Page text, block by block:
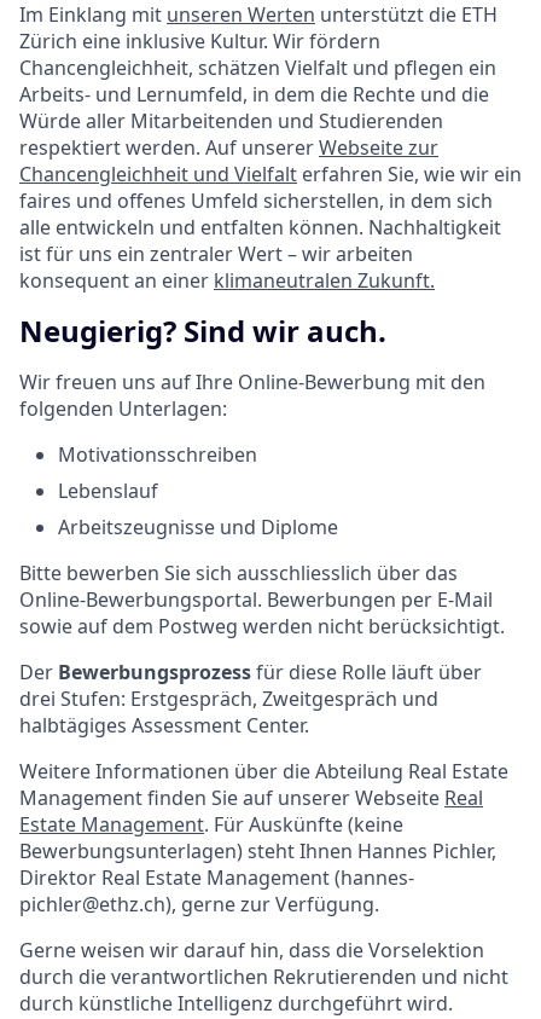
Im Einklang mit unseren Werten unterstützt die ETH
Zürich eine inklusive Kultur. Wir fördern
Chancengleichheit, schätzen Vielfalt und pflegen ein
Arbeits- und Lernumfeld, in dem die Rechte und die
Würde aller Mitarbeitenden und Studierenden
respektiert werden. Auf unsererWebseite zur
Chancengleichheit und Vielfalt erfahren Sie, wie wir ein
faires und offenes Umfeld sicherstellen, in dem sich
alle entwickeln und entfalten können. Nachhaltigkeit
ist für uns ein zentraler Wert – wir arbeiten
konsequent an einer klimaneutralen Zukunft.
Neugierig? Sind wir auch.
Wir freuen uns auf Ihre Online-Bewerbung mit den
folgenden Unterlagen:
Motivationsschreiben
Lebenslauf
Arbeitszeugnisse und Diplome
Bitte bewerben Sie sich ausschliesslich über das
Online-Bewerbungsportal. Bewerbungen per E-Mail
sowie auf dem Postweg werden nicht berücksichtigt.
Der Bewerbungsprozessfür diese Rolle läuft über
drei Stufen: Erstgespräch, Zweitgespräch und
halbtägiges Assessment Center.
Weitere Informationen über die Abteilung Real Estate
Management finden Sie auf unserer Webseite Real
Estate Management. Für Auskünfte (keine
Bewerbungsunterlagen) steht Ihnen Hannes Pichler,
Direktor Real Estate Management (hannes-
pichler@ethz.ch), gerne zur Verfügung.
Gerne weisen wir darauf hin, dass die Vorselektion
durch die verantwortlichen Rekrutierenden und nicht
durch künstliche Intelligenz durchgeführt wird.